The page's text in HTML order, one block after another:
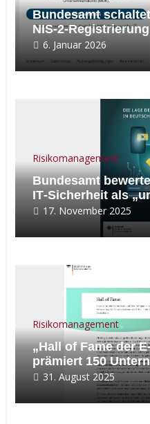
Bundesamt
NIS-2-
6. Januar 2026
Risikomanagement
Bundesamt
IT‑Sicherheit als
angespannt“
17. November 2025
Risikomanagement
„Hall of Fame der
prämiert 150
31. August 2025